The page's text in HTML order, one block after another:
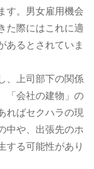
す。男女雇用機会
た際にはこれに適
あるとされていま
、上司部下の関係
「会社の建物」の
ればセクハラの現
中や、出張先のホ
する可能性があり